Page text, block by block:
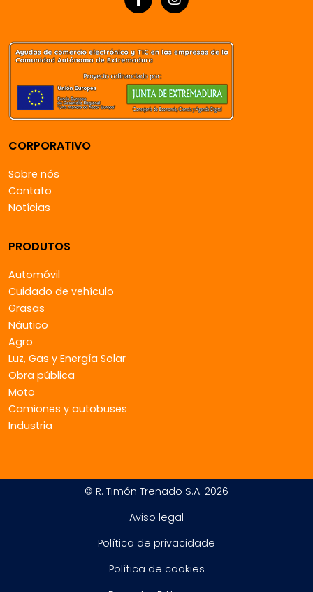
CORPORATIVO
Sobre nós
Contato
Notícias
PRODUTOS
Automóvil
Cuidado de vehículo
Grasas
Náutico
Agro
Luz, Gas y Energía Solar
Obra pública
Moto
Camiones y autobuses
Industria
© R. Timón Trenado S.A. 2026
Aviso legal
Política de privacidade
Política de cookies